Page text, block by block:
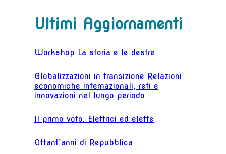
Ultimi Aggiornamenti
Workshop La storia e le destre
Globalizzazioni in transizione Relazioni
economiche internazionali, reti e
innovazioni nel lungo periodo
Il primo voto. Elettrici ed elette
Ottant’anni di Repubblica